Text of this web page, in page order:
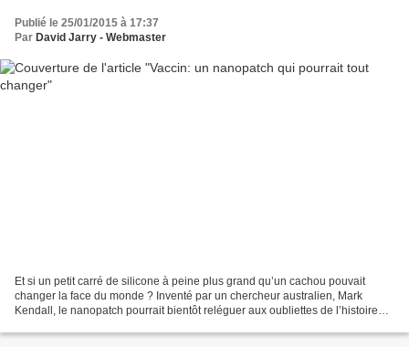
Publié le 25/01/2015 à 17:37
Par David Jarry - Webmaster
Et si un petit carré de silicone à peine plus grand qu’un cachou pouvait
changer la face du monde ? Inventé par un chercheur australien, Mark
Kendall, le nanopatch pourrait bientôt reléguer aux oubliettes de l’histoire